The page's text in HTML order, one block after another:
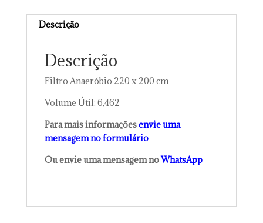
Descrição
Descrição
Filtro Anaeróbio 220 x 200 cm
Volume Útil: 6,462
Para mais informaçõesenvie uma
mensagem no formulário
Ou envie uma mensagem noWhatsApp